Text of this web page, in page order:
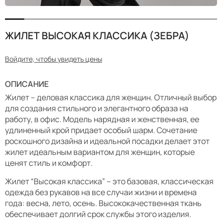
ЖИЛЕТ ВЫСОКАЯ КЛАССИКА (ЗЕБРА)
Войдите, чтобы увидеть цены
ОПИСАНИЕ
Жилет – деловая классика для женщин. Отличный выбор
для создания стильного и элегантного образа на
работу, в офис. Модель нарядная и женственная, ее
удлиненный крой придает особый шарм. Сочетание
роскошного дизайна и идеальной посадки делает этот
жилет идеальным вариантом для женщин, которые
ценят стиль и комфорт.
Жилет “Высокая классика” – это базовая, классическая
одежда без рукавов на все случаи жизни и времена
года: весна, лето, осень. Высококачественная ткань
обеспечивает долгий срок службы этого изделия.